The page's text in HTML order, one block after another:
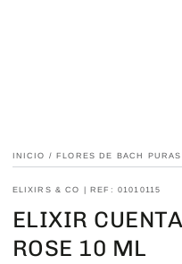
INICIO / FLORES DE BACH
ELIXIRS & CO | REF: 01010115
ELIXIR
ROSE 10 ML